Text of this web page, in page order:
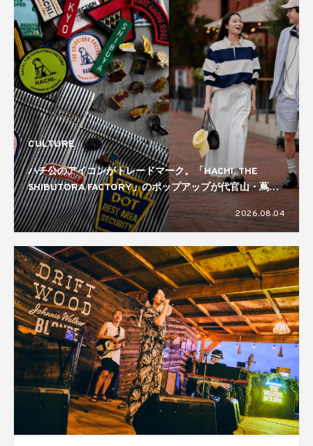
CULTURE
ハチ公のアイコンがトレードマーク。「HACHI. THE
SHIBUTORA FACTORY」のポップアップが代官山・蔦屋
書店で開催中
2026.08.04